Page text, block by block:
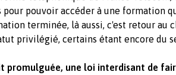
pour pouvoir accéder à une formation
terminée, là aussi, c'est retour au
privilégié, certains étant encore du
promulguée, une loi interdisant de